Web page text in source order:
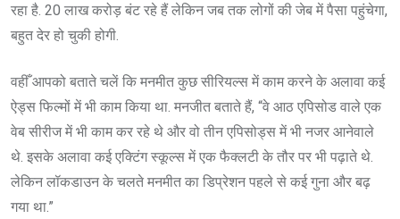
रहा है. 20 लाख करोड़ बंट रहे हैं लेकिन जब तक लोगों की जेब में पैसा पहुंचेगा,
बहुत देर हो चुकी होगी.
वहीँ आपको बताते चलें कि मनमीत कुछ सीरियल्स में काम करने के अलावा कई
ऐड्स फिल्मों में भी काम किया था. मनजीत बताते हैं, “वे आठ एपिसोड वाले एक
वेब सीरीज में भी काम कर रहे थे और वो तीन एपिसोड्स में भी नजर आनेवाले
थे. इसके अलावा कई एक्टिंग स्कूल्स में एक फैक्लटी के तौर पर भी पढ़ाते थे.
लेकिन लॉकडाउन के चलते मनमीत का डिप्रेशन पहले से कई गुना और बढ़
गया था.”